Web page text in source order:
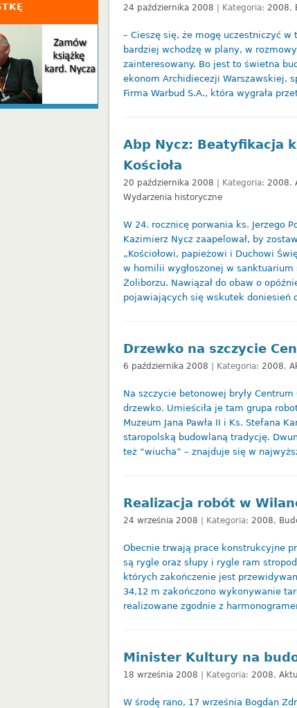
24 października 2008 | Kategoria: 2008,
– Cieszę się, że mogę uczestniczyć
bardziej wchodzę w plany, w
zainteresowany. Bo jest to świetna
ekonom Archidiecezji Warszawskiej,
Firma Warbud S.A., która wygrała
Abp Nycz: Beatyfikacja
Kościoła
20 października 2008 | Kategoria: 2008,
Wydarzenia historyczne
W 24. rocznicę porwania ks. Jerzego
Kazimierz Nycz zaapelował, by
„Kościołowi, papieżowi i Duchowi
w homilii wygłoszonej w sanktuarium
Żoliborzu. Nawiązał do obaw o
pojawiających się wskutek doniesień
Drzewko na szczycie
6 października 2008 | Kategoria: 2008,
Na szczycie betonowej bryły
drzewko. Umieściła je tam grupa
Muzeum Jana Pawła II i Ks. Stefana
staropolską budowlaną tradycję.
też “wiucha” – znajduje się w
Realizacja robót w
24 września 2008 | Kategoria: 2008,
Obecnie trwają prace konstrukcyjne
są rygle oraz słupy i rygle ram
których zakończenie jest
34,12 m zakończono wykonywanie
realizowane zgodnie z
Minister Kultury na
18 września 2008 | Kategoria: 2008,
W środę rano, 17 września Bogdan